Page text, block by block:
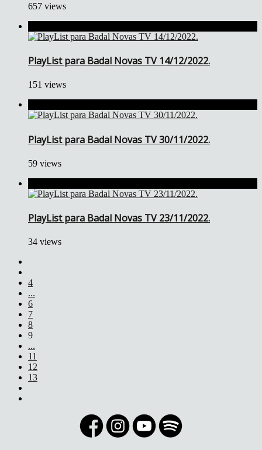
657 views
PlayList para Badal Novas TV 14/12/2022.
151 views
PlayList para Badal Novas TV 30/11/2022.
59 views
PlayList para Badal Novas TV 23/11/2022.
34 views
4
...
6
7
8
9
...
11
12
13